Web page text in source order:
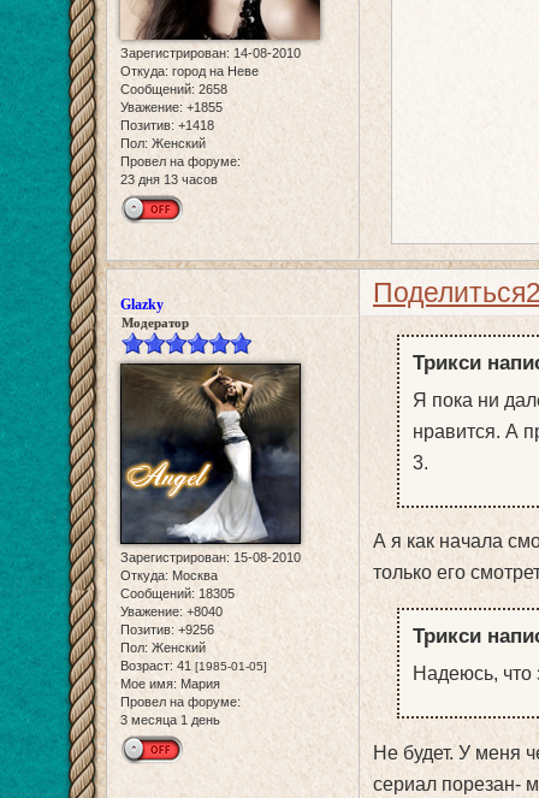
Зарегистрирован: 14-08-2010
Откуда: город на Неве
Сообщений: 2658
Уважение: +1855
Позитив: +1418
Пол: Женский
Провел на форуме:
23 дня 13 часов
Поделиться
Glazky
Модератор
Зарегистрирован: 15-08-2010
Откуда: Москва
Сообщений: 18305
Уважение: +8040
Позитив: +9256
Пол: Женский
Возраст: 41 [1985-01-05]
Мое имя: Мария
Провел на форуме:
3 месяца 1 день
Трикси
Я пока ни
нравится. А
3.
А я как начала
только его
Трикси
Надеюсь, что
Не будет. У меня
сериал порезан-